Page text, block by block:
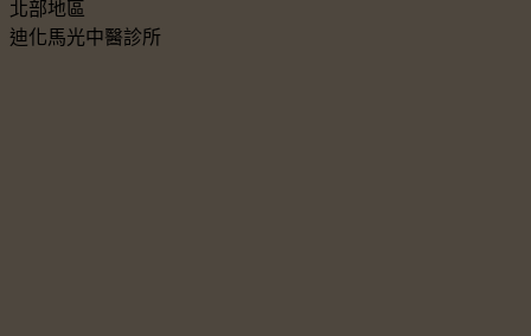
北部地區
迪化馬光中醫診所